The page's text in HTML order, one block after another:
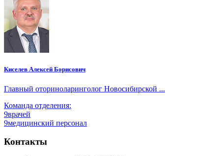
Киселев Алексей Борисович
Главный оториноларинголог Новосибирской ...
Команда отделения:
9врачей
9медицинский персонал
Контакты